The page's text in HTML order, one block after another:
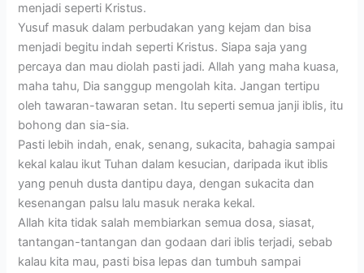
menjadi seperti Kristus.
Yusuf masuk dalam perbudakan yang kejam dan bisa
menjadi begitu indah seperti Kristus. Siapa saja yang
percaya dan mau diolah pasti jadi. Allah yang maha kuasa,
maha tahu, Dia sanggup mengolah kita. Jangan tertipu
oleh tawaran-tawaran setan. Itu seperti semua janji iblis, itu
bohong dan sia-sia.
Pasti lebih indah, enak, senang, sukacita, bahagia sampai
kekal kalau ikut Tuhan dalam kesucian, daripada ikut iblis
yang penuh dusta dantipu daya, dengan sukacita dan
kesenangan palsu lalu masuk neraka kekal.
Allah kita tidak salah membiarkan semua dosa, siasat,
tantangan-tantangan dan godaan dari iblis terjadi, sebab
kalau kita mau, pasti bisa lepas dan tumbuh sampai